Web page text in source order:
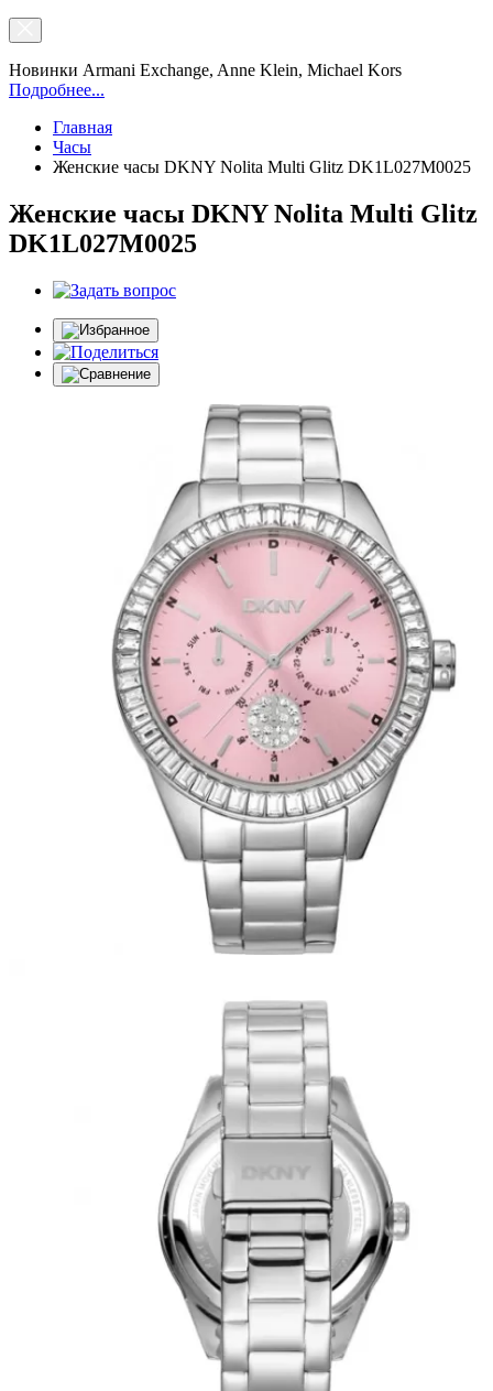
Новинки Armani Exchange, Anne Klein, Michael Kors
Подробнее...
Главная
Часы
Женские часы DKNY Nolita Multi Glitz DK1L027M0025
Женские часы DKNY Nolita Multi Glitz
DK1L027M0025